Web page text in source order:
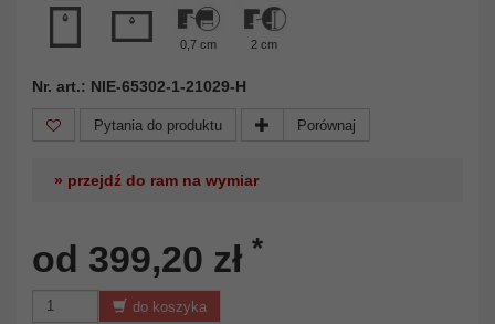
0,7 cm 2 cm
Nr. art.: NIE-65302-1-21029-H
Pytania do produktu Porównaj
» przejdź do ram na wymiar
od 399,20 zł *
do koszyka